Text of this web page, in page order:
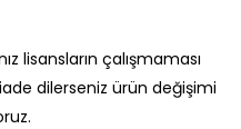
lisansların çalışmaması
dilerseniz ürün değişimi